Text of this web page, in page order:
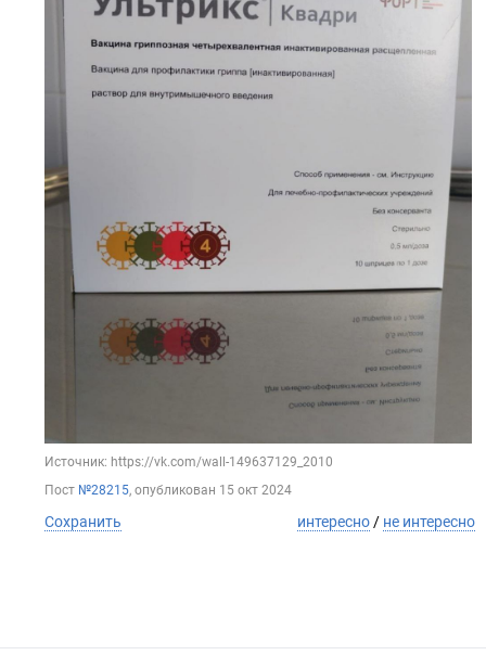
Источник: https://vk.com/wall-149637129_2010
Пост №28215, опубликован 15 окт 2024
Сохранить интересно / не интересно